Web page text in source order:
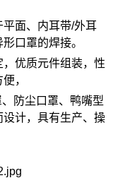
面、内耳带/外耳
口罩的焊接。
优质元件组装，性
，
防尘口罩、鸭嘴型
设计，具有生产、操